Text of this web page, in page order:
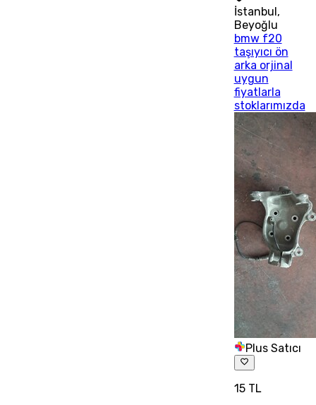
İstanbul,
Beyoğlu
bmw f20
taşıyıcı ön
arka orjinal
uygun
fiyatlarla
stoklarımızda
Plus Satıcı
15 TL